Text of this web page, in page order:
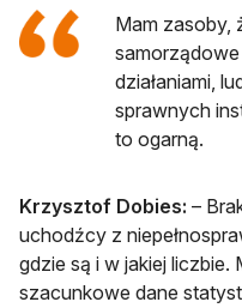
Mam zasoby,
samorządowe
działaniami,
sprawnych
to ogarną.
Krzysztof Dobies: –
uchodźcy z
gdzie są i w jakiej
szacunkowe dane